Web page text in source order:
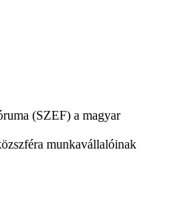
(SZEF) a magyar
munkavállalóinak